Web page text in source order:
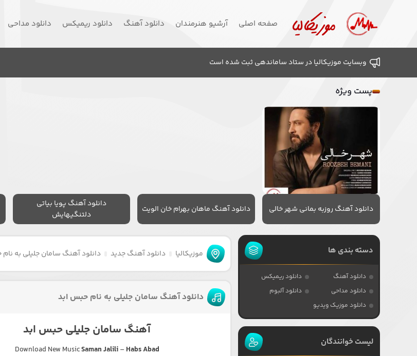
صفحه اصلی آرشیو هنرمندان دانلود آهنگ دانلود ریمیکس دانلود مداحی
وبسایت موزیکالیا در ستاد ساماندهی ثبت شده است
پست ویژه
دانلود آهنگ روزبه بمانی شهر خالی دانلود آهنگ ماهان بهرام خان الویت
دانلود آهنگ پویا بیاتی
دلتنگیهایش
موزیکالیا دانلود آهنگ جدید دانلود آهنگ سامان جلیلی به
دانلود آهنگ سامان جلیلی به نام حبس ابد
آهنگ سامان جلیلی حبس ابد
Download New MusicSaman Jalili– Habs Abad
دسته بندی ها
دانلود آهنگ
دانلود ریمیکس
دانلود مداحی
دانلود آلبوم
دانلود موزیک ویدیو
لیست خوانندگان